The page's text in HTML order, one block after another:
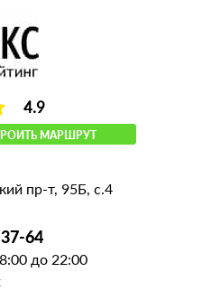
4.9
МАРШРУТ
пр-т, 95Б, с.4
64
до 22:00